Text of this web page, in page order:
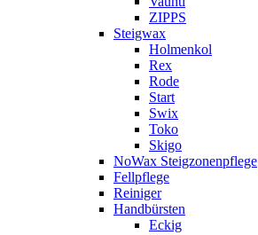
ZIPPS
Steigwax
Holmenkol
Rex
Rode
Start
Swix
Toko
Skigo
NoWax Steigzonenpflege
Fellpflege
Reiniger
Handbürsten
Eckig